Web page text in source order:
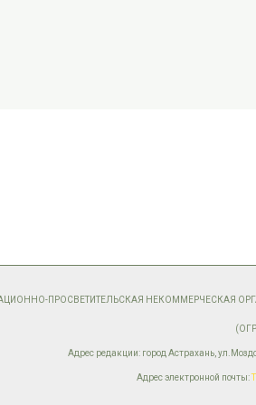
ПРОСВЕТИТЕЛЬСКАЯ НЕКОММЕРЧЕСКАЯ
Адрес редакции: город Астрахань,
Адрес электронной почты: